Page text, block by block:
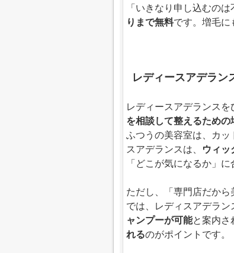
「いきなり申し込むのは
りまで無料です。増毛に
レディースアデラン
レディースアデランスを
を相談して整えるための
ふつうの美容室は、カッ
スアデランスは、
ウィッ
「どこが気になるか」
ただし、「専門店だか
では、レディスアデラン
ャンプーが可能と案内さ
れるのがポイントです。